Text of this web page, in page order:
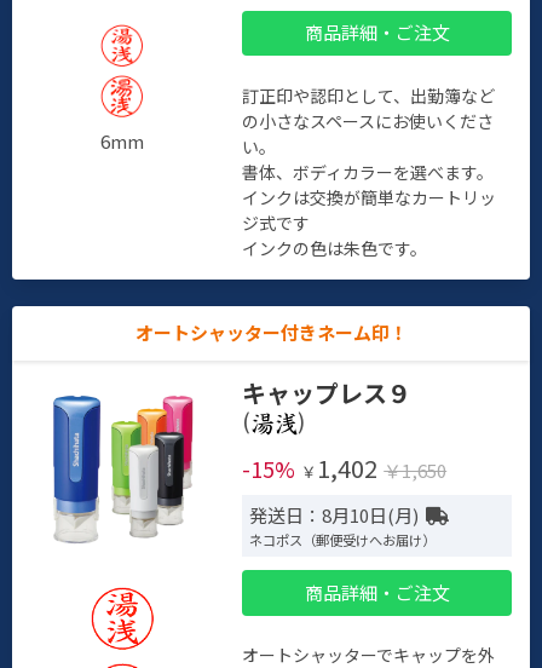
6mm
商品詳細・ご注文
訂正印や認印として、出勤簿など
の小さなスペースにお使いくださ
い。
書体、ボディカラーを選べます。
インクは交換が簡単なカートリッ
ジ式です
インクの色は朱色です。
オートシャッター付きネーム印！
キャップレス９
(
)
-15% ￥ 1,402 ￥1,650
発送日：8月10日(月)
ネコポス（郵便受けへお届け）
商品詳細・ご注文
オートシャッターでキャップを外